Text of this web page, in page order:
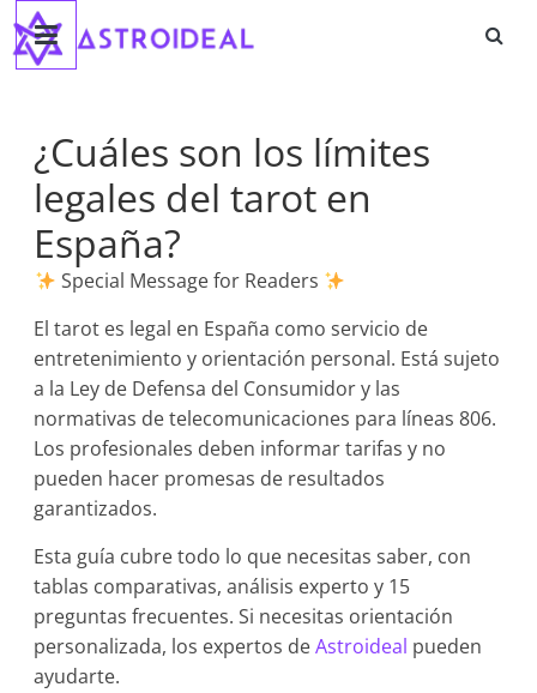
Saltar
contenido
Astroideal
¿Cuáles son los límites
legales del tarot en
España?
Special Message for Readers
El tarot es legal en España como servicio de
entretenimiento y orientación personal. Está sujeto
a la Ley de Defensa del Consumidor y las
normativas de telecomunicaciones para líneas 806.
Los profesionales deben informar tarifas y no
pueden hacer promesas de resultados
garantizados.
Esta guía cubre todo lo que necesitas saber, con
tablas comparativas, análisis experto y 15
preguntas frecuentes. Si necesitas orientación
personalizada, los expertos deAstroideal pueden
ayudarte.